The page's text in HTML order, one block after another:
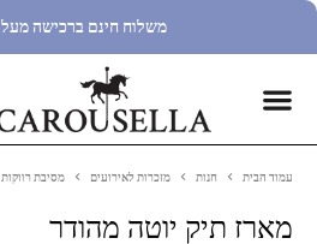
משלוח חינם ברכישה מעל 500 ש"ח !
עמוד הבית חנות מזכרות לאירועים מסיבת רווקות
מארז תיק יוטה מהודר